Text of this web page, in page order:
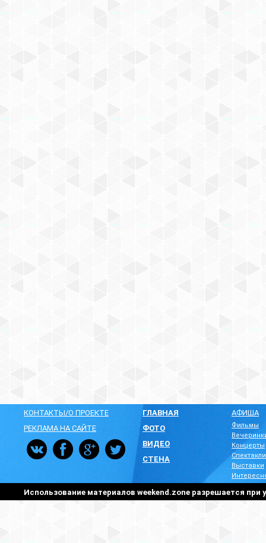
КОНТАКТЫ/О ПРОЕКТЕ
РЕКЛАМА НА САЙТЕ
ГЛАВНАЯ
ФОТО
ВИДЕО
СТЕНА
АФИША
Фильмы
Концерты
Спектакли
Выставки
Использование материалов weekend.zone разрешается